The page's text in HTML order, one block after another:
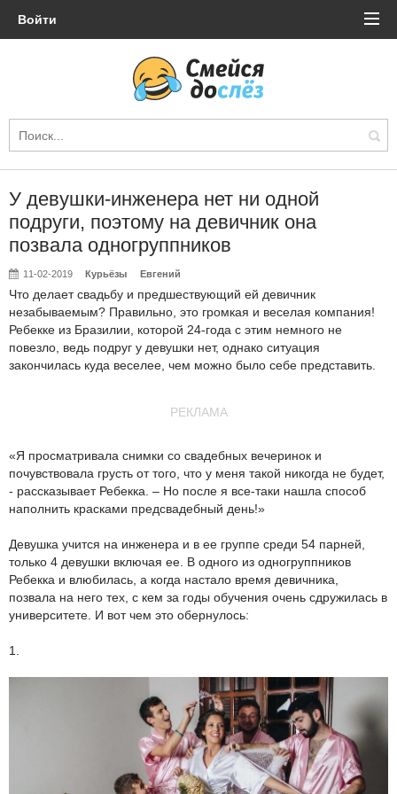
Войти
У девушки-инженера нет ни одной
подруги, поэтому на девичник она
позвала одногруппников
11-02-2019 Курьёзы Евгений
Что делает свадьбу и предшествующий ей девичник
незабываемым? Правильно, это громкая и веселая компания!
Ребекке из Бразилии, которой 24-года с этим немного не
повезло, ведь подруг у девушки нет, однако ситуация
закончилась куда веселее, чем можно было себе представить.
РЕКЛАМА
«Я просматривала снимки со свадебных вечеринок и
почувствовала грусть от того, что у меня такой никогда не будет,
- рассказывает Ребекка. – Но после я все-таки нашла способ
наполнить красками предсвадебный день!»
Девушка учится на инженера и в ее группе среди 54 парней,
только 4 девушки включая ее. В одного из одногруппников
Ребекка и влюбилась, а когда настало время девичника,
позвала на него тех, с кем за годы обучения очень сдружилась в
университете. И вот чем это обернулось:
1.